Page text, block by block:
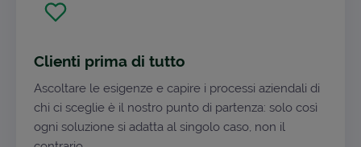
Clienti prima di tutto
Ascoltare le esigenze e capire i processi aziendali di
chi ci sceglie è il nostro punto di partenza: solo così
ogni soluzione si adatta al singolo caso, non il